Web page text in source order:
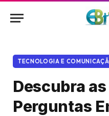
TECNOLOGIA E
Descubra
Perguntas